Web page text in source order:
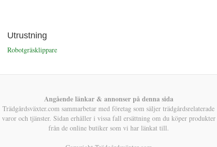
Utrustning
Robotgräsklippare
Angående länkar & annonser på denna sida
Trädgårdsväxter.com sammarbetar med företag som säljer trädgårdsrelaterade
varor och tjänster. Sidan erhåller i vissa fall ersättning om du köper produkter
från de online butiker som vi har länkat till.